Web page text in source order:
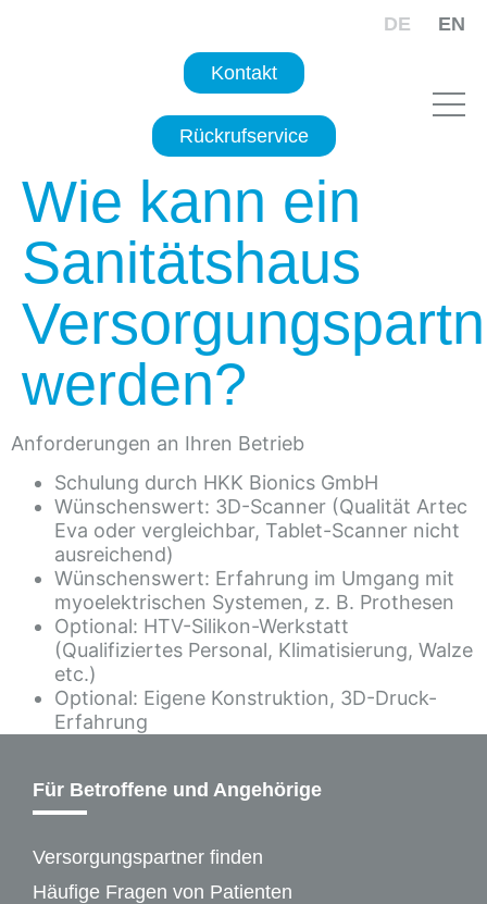
DE EN
Kontakt
Rückrufservice
Wie kann ein
Sanitätshaus
werden?
Anforderungen an Ihren Betrieb
Schulung durch HKK Bionics GmbH
Wünschenswert: 3D-Scanner (Qualität Artec
Eva oder vergleichbar, Tablet-Scanner nicht
ausreichend)
Wünschenswert: Erfahrung im Umgang mit
myoelektrischen Systemen, z. B. Prothesen
Optional: HTV-Silikon-Werkstatt
(Qualifiziertes Personal, Klimatisierung, Walze
etc.)
Optional: Eigene Konstruktion, 3D-Druck-
Erfahrung
Für Betroffene und Angehörige
Versorgungspartner finden
Häufige Fragen von Patienten